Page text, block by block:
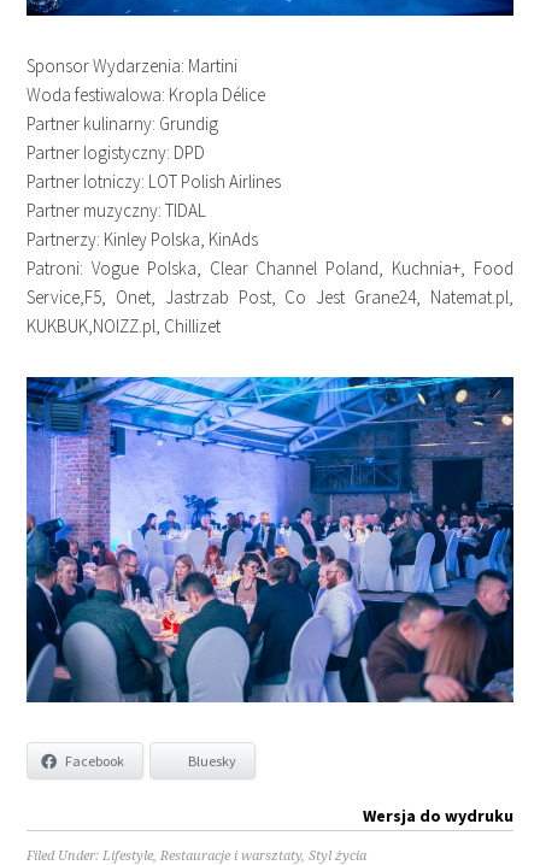
Sponsor Wydarzenia: Martini
Woda festiwalowa: Kropla Délice
Partner kulinarny: Grundig
Partner logistyczny: DPD
Partner lotniczy: LOT Polish Airlines
Partner muzyczny: TIDAL
Partnerzy: Kinley Polska, KinAds
Patroni: Vogue Polska, Clear Channel Poland, Kuchnia+, Food
Service,F5, Onet, Jastrzab Post, Co Jest Grane24, Natemat.pl,
KUKBUK,NOIZZ.pl, Chillizet
Facebook Bluesky
Wersja do wydruku
Filed Under:Lifestyle,Restauracje i warsztaty,Styl życia